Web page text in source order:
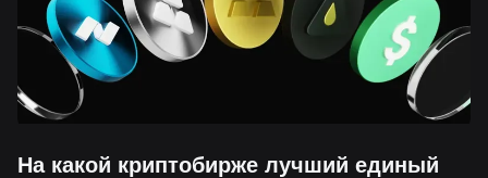
На какой криптобирже лучший единый